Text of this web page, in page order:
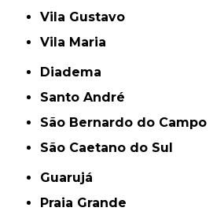
Vila Gustavo
Vila Maria
Diadema
Santo André
São Bernardo do Campo
São Caetano do Sul
Guarujá
Praia Grande